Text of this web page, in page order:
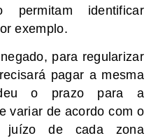
permitam identificar
exemplo.
para regularizar
pagar a mesma
o prazo para a
variar de acordo com o
juízo de cada zona